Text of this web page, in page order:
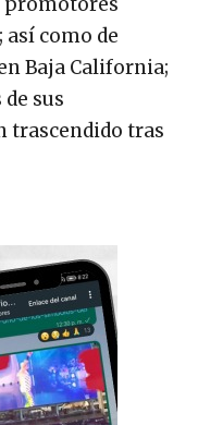
promotores
como de
Baja California;
sus
trascendido tras